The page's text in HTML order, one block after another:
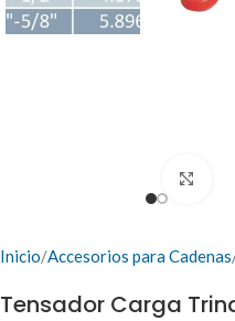
Inicio Accesorios para Cadenas
Tensador Carga